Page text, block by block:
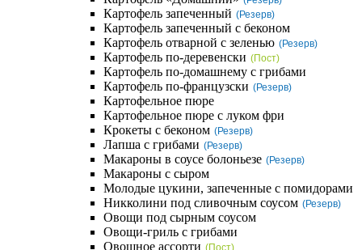
Картофель запеченный (Резерв)
Картофель запеченный с беконом
Картофель отварной с зеленью (Резерв)
Картофель по-деревенски (Пост)
Картофель по-домашнему с грибами
Картофель по-французски (Резерв)
Картофельное пюре
Картофельное пюре с луком фри
Крокеты с беконом (Резерв)
Лапша с грибами (Резерв)
Макароны в соусе болоньезе (Резерв)
Макароны с сыром
Молодые цукини, запеченные с помидорами
Никколини под сливочным соусом (Резерв)
Овощи под сырным соусом
Овощи-гриль с грибами
Овощное ассорти (Пост)